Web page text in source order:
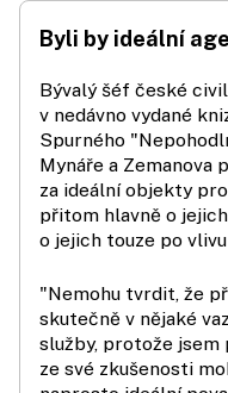
Byli by ideální
Bývalý šéf české
v nedávno vydané
Spurného
Mynáře a Zemanova
za ideální objekty
přitom hlavně o
o jejich touze po
"Nemohu tvrdit, že
skutečně v nějaké
služby, protože
ze své zkušenosti